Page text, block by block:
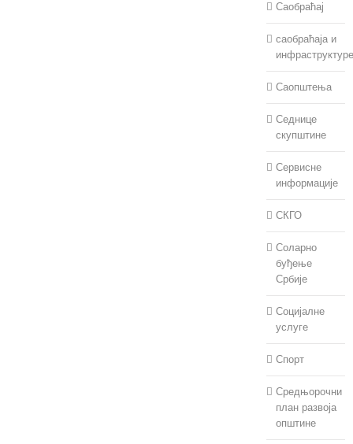
Саобраћај
саобраћаја и
инфраструктуре
Саопштења
Седнице
скупштине
Сервисне
информације
СКГО
Соларно
буђење
Србије
Социјалне
услуге
Спорт
Средњорочни
план развоја
општине